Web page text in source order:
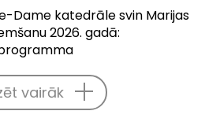
Dame katedrāle svin Marijas
2026. gadā:
vairāk